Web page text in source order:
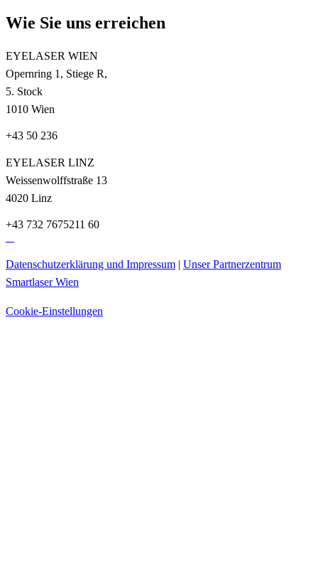
Wie Sie uns erreichen
EYELASER WIEN
Opernring 1, Stiege R,
5. Stock
1010 Wien
+43 50 236
EYELASER LINZ
Weissenwolffstraße 13
4020 Linz
+43 732 7675211 60
Datenschutzerklärung und Impressum | Unser Partnerzentrum
Smartlaser Wien
Cookie-Einstellungen